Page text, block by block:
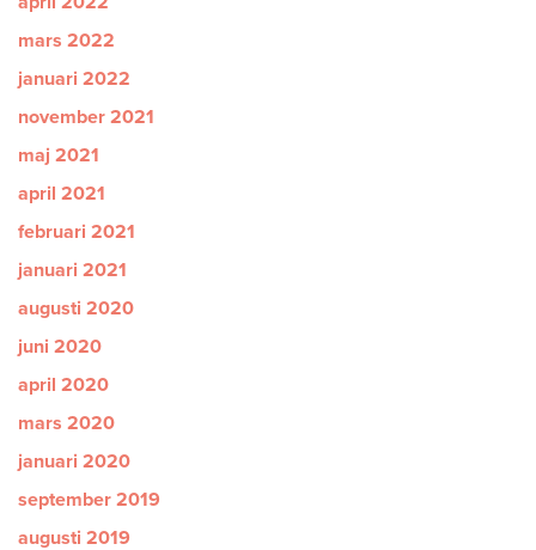
mars 2022
januari 2022
november 2021
maj 2021
april 2021
februari 2021
januari 2021
augusti 2020
juni 2020
april 2020
mars 2020
januari 2020
september 2019
augusti 2019